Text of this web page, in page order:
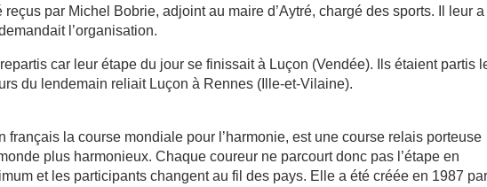
reçus par Michel Bobrie, adjoint au maire d’Aytré, chargé des sports. Il leur a
l’organisation.
car leur étape du jour se finissait à Luçon (Vendée). Ils étaient partis
du lendemain reliait Luçon à Rennes (Ille-et-Vilaine).
français la course mondiale pour l’harmonie, est une course relais porteuse
plus harmonieux. Chaque coureur ne parcourt donc pas l’étape en
et les participants changent au fil des pays. Elle a été créée en 1987 par